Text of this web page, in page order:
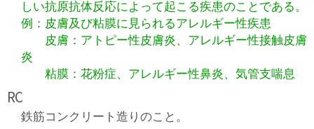
しい抗原抗体反応によって起こる疾患のことである。
例：皮膚及び粘膜に見られるアレルギー性疾患
皮膚：アトピー性皮膚炎、アレルギー性接触皮膚
炎
粘膜：花粉症、アレルギー性鼻炎、気管支喘息
RC
鉄筋コンクリート造りのこと。